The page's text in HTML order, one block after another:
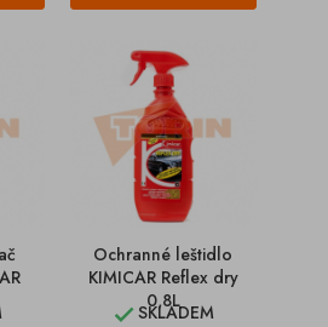
Ochranné leštidlo
KIMICAR Reflex dry
0,8L
SKLADEM